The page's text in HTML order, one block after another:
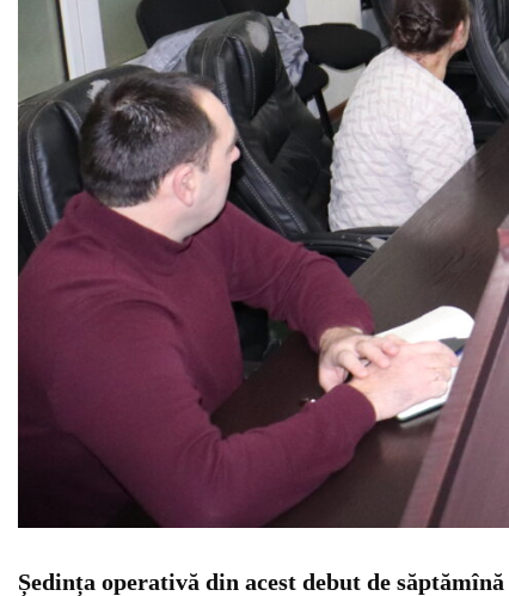
Ședința operativă din acest debut de